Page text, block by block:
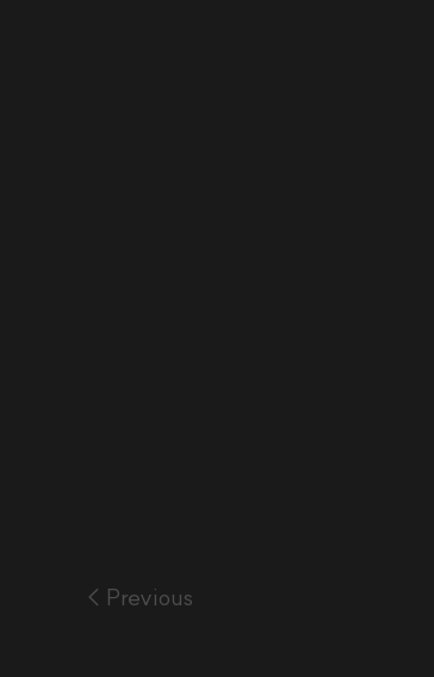
< Previous